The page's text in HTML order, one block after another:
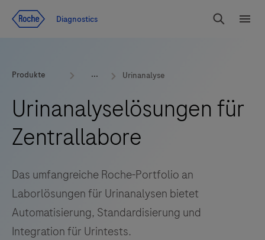
Diagnostics
Suchen
Produkte Urinanalyse
Urinanalyselösungen für
Zentrallabore
Das umfangreiche Roche-Portfolio an
Laborlösungen für Urinanalysen bietet
Automatisierung, Standardisierung und
Integration für Urintests.